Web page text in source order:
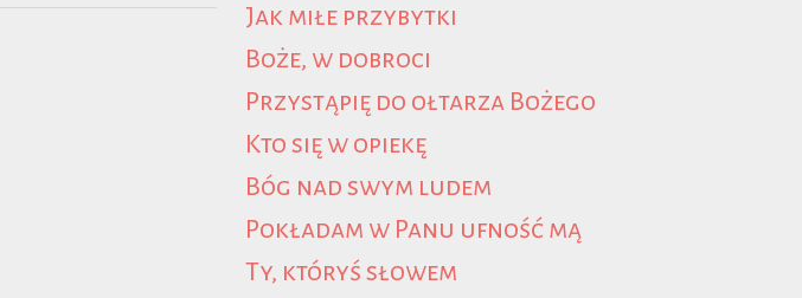
Jak miłe przybytki
Boże, w dobroci
Przystąpię do ołtarza Bożego
Kto się w opiekę
Bóg nad swym ludem
Pokładam w Panu ufność mą
Ty, któryś słowem